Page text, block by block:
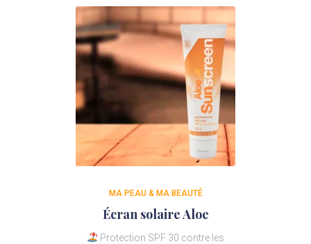
MA PEAU & MA BEAUTÉ
Écran solaire Aloe
Protection SPF 30 contre les